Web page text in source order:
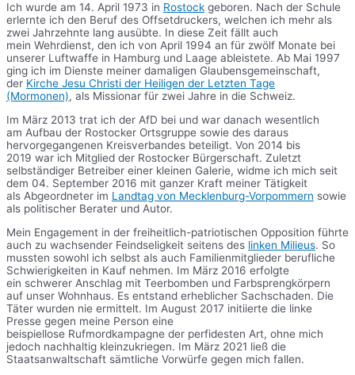
Ich wurde am 14. April 1973 in Rostock geboren. Nach der Schule
erlernte ich den Beruf des Offsetdruckers, welchen ich mehr als
zwei Jahrzehnte lang ausübte. In diese Zeit fällt auch
mein Wehrdienst, den ich von April 1994 an für zwölf Monate bei
unserer Luftwaffe in Hamburg und Laage ableistete. Ab Mai 1997
ging ich im Dienste meiner damaligen Glaubensgemeinschaft,
der Kirche Jesu Christi der Heiligen der Letzten Tage
(Mormonen), als Missionar für zwei Jahre in die Schweiz.
Im März 2013 trat ich der AfD bei und war danach wesentlich
am Aufbau der Rostocker Ortsgruppe sowie des daraus
hervorgegangenen Kreisverbandes beteiligt. Von 2014 bis
2019 war ich Mitglied der Rostocker Bürgerschaft. Zuletzt
selbständiger Betreiber einer kleinen Galerie, widme ich mich seit
dem 04. September 2016 mit ganzer Kraft meiner Tätigkeit
als Abgeordneter im Landtag von Mecklenburg-Vorpommern sowie
als politischer Berater und Autor.
Mein Engagement in der freiheitlich-patriotischen Opposition führte
auch zu wachsender Feindseligkeit seitens des linken Milieus. So
mussten sowohl ich selbst als auch Familienmitglieder berufliche
Schwierigkeiten in Kauf nehmen. Im März 2016 erfolgte
ein schwerer Anschlag mit Teerbomben und Farbsprengkörpern
auf unser Wohnhaus. Es entstand erheblicher Sachschaden. Die
Täter wurden nie ermittelt. Im August 2017 initiierte die linke
Presse gegen meine Person eine
beispiellose Rufmordkampagne der perfidesten Art, ohne mich
jedoch nachhaltig kleinzukriegen. Im März 2021 ließ die
Staatsanwaltschaft sämtliche Vorwürfe gegen mich fallen.